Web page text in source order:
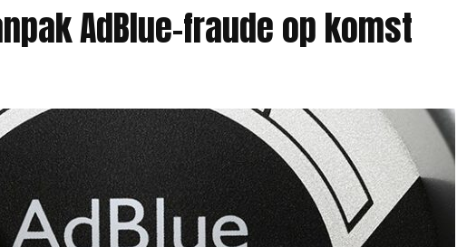
AdBlue-fraude op komst